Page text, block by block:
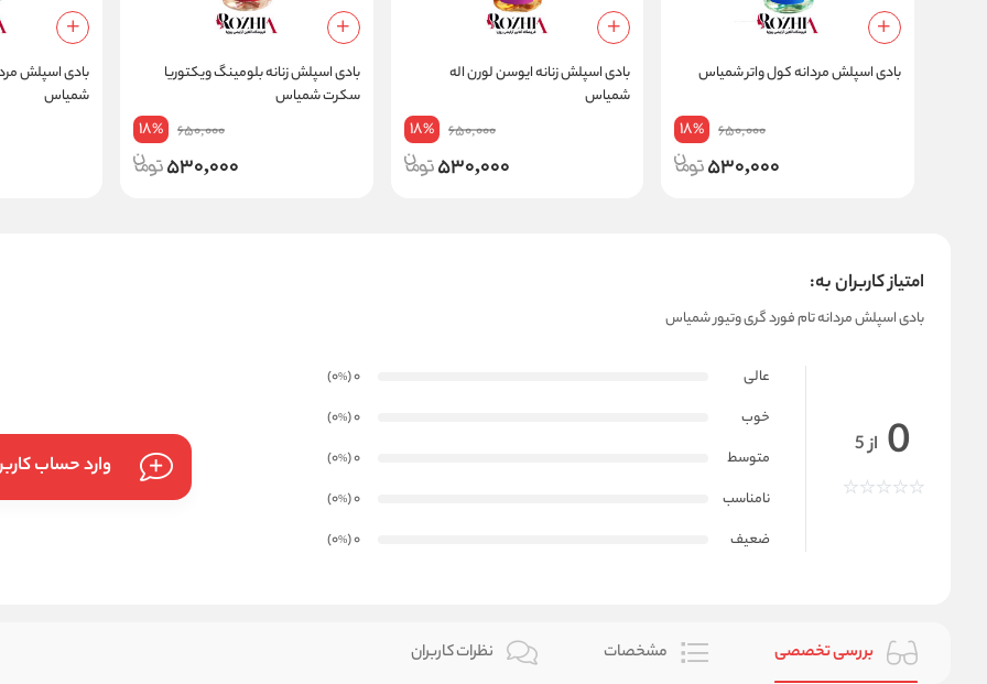
بادی اسپلش مردانه کول واتر شمیاس
650,000
18%
530,000
بادی اسپلش زنانه ایوسن لورن اله
شمیاس
650,000
18%
530,000
بادی اسپلش زنانه بلومینگ ویکتوریا
سکرت شمیاس
650,000
18%
530,000
بادی اسپلش
شمیاس
امتیاز کاربران به:
بادی اسپلش مردانه تام فورد گری وتیور شمیاس
0 از 5
عالی 0
(0
%
)
خوب
0
(0
%
)
متوسط
0
(0
%
)
نامناسب
0
(0
%
)
ضعیف
0
(0
%
)
وارد حساب
بررسی تخصصی مشخصات نظرات کاربران